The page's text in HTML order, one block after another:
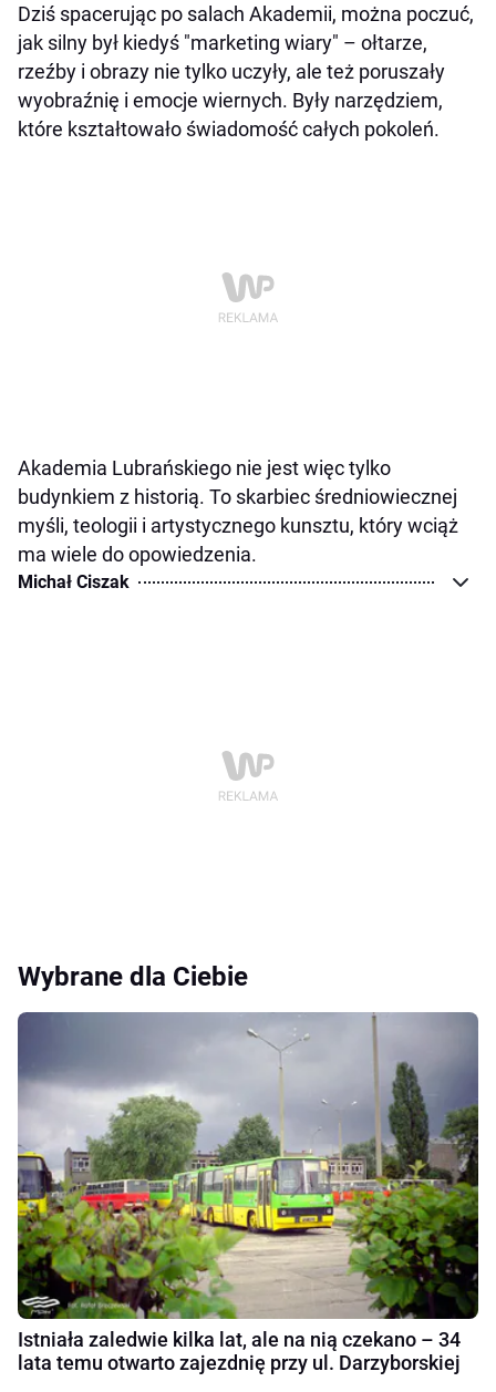
Dziś spacerując po salach Akademii, można poczuć,
jak silny był kiedyś "marketing wiary" – ołtarze,
rzeźby i obrazy nie tylko uczyły, ale też poruszały
wyobraźnię i emocje wiernych. Były narzędziem,
które kształtowało świadomość całych pokoleń.
Akademia Lubrańskiego nie jest więc tylko
budynkiem z historią. To skarbiec średniowiecznej
myśli, teologii i artystycznego kunsztu, który wciąż
ma wiele do opowiedzenia.
Michał Ciszak
Wybrane dla Ciebie
Istniała zaledwie kilka lat, ale na nią czekano – 34
lata temu otwarto zajezdnię przy ul. Darzyborskiej